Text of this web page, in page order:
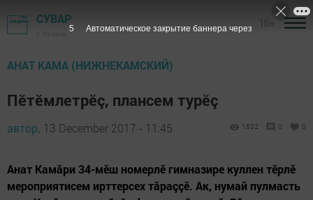
СУВАР
АНАТ КАМА (НИЖНЕКАМСКИЙ)
Пӗтӗмлетрӗç, плансем турӗç
автор, 13 December 2017 - 11:45 1632 0 0
Анат Камăри 34-мӗш номерлӗ гимназире куллен тӗрлӗ
мероприятисем ирттерсех тăраççӗ. Ак, нумай пулмасть
4 Автоматическое закрытие баннера через